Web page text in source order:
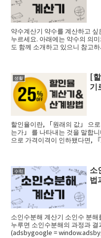
약수계산기 약수를 계산하고
누르세요. 아래에는 약수의 의
도 함께 소개하고 있으니 참고
생활
[
기
할인율이란, 「원래의 값」 으
는가」 를 나타내는 것을 말합
으로 가격이격이 인하됐다면,
수학
소
법
소인수분해 계산기 소인수 분
누루면 소인수분해의 과정과
(adsbygoogle =